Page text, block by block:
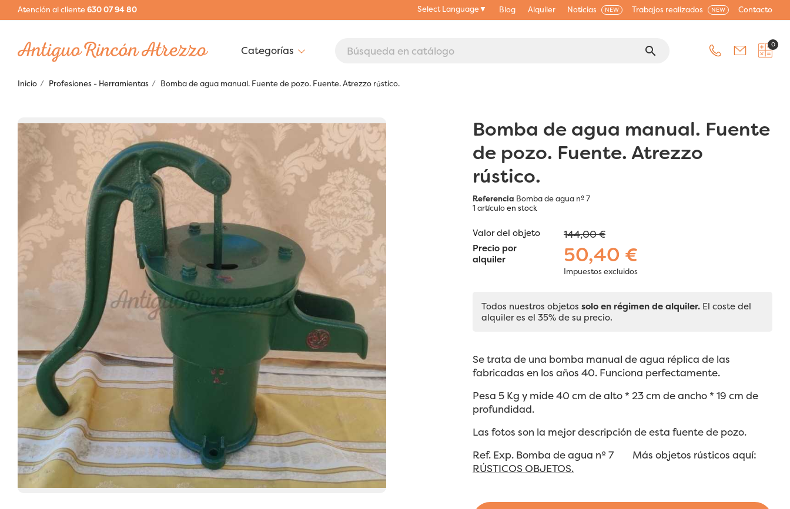
Atención al cliente630 07 94 80 Select Language▼ Blog Alquiler Noticias NEW Trabajos realizados NEW Contacto
search 0
Inicio Profesiones - Herramientas Bomba de agua manual. Fuente de pozo. Fuente. Atrezzo rústico.
Bomba de agua manual. Fuente
de pozo. Fuente. Atrezzo
rústico.
Referencia Bomba de agua nº 7
1 artículoen stock
Valor del objeto 144,00 €
Precio por
alquiler
50,40 €
Impuestos excluidos
Todos nuestros objetos solo en régimen de alquiler. El coste del
alquiler es el 35% de su precio.
Se trata de una bomba manual de agua réplica de las
fabricadas en los años 40. Funciona perfectamente.
Pesa 5 Kg y mide 40 cm de alto * 23 cm de ancho * 19 cm de
profundidad.
Las fotos son la mejor descripción de esta fuente de pozo.
Ref. Exp. Bomba de agua nº 7 Más objetos rústicos aquí:
RÚSTICOS OBJETOS.